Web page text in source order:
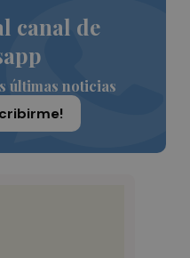
canal de
últimas noticias